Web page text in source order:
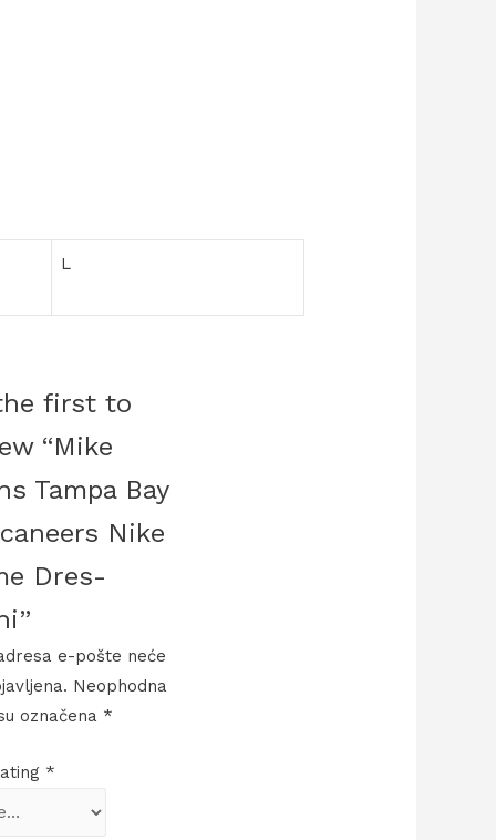
L
first to
“Mike
Tampa Bay
Nike
Dres-
e-pošte neće
Neophodna
označena *
*